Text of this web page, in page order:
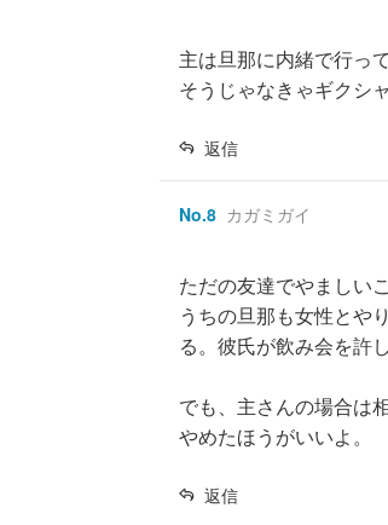
主は旦那に内緒で行っ
そうじゃなきゃギクシ
返信
No.8 カガミガイ
ただの友達でやましい
うちの旦那も女性とや
る。彼氏が飲み会を許
でも、主さんの場合は
やめたほうがいいよ。
返信